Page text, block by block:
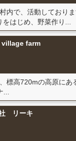
内で、活動しており
をはじめ、野菜作り...
village farm
標高720mの高原にあ
...
リーキ